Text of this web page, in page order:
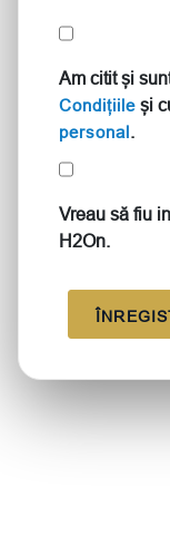
Am citit și
Condițiile și
personal.
Vreau să fiu
H2On.